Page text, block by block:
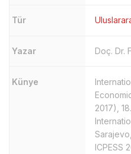
Tür
Yazar Doç. Dr.
Künye
2017),
ICPESS